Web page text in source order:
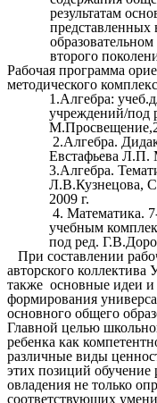
результатам
представленных
второго
Рабочая программа
методического
1.Алгебра:
учреждений/под
2.Алгебра.
Евстафьева Л.П.
3.Алгебра.
Л.В.Кузнецова,
2009 г.
4. Математика.
учебным
под ред.
При составлении
авторского
также основные идеи
формирования
основного общего
Главной целью
ребенка как
различные виды
этих позиций обучение
овладения не только
соответствующих